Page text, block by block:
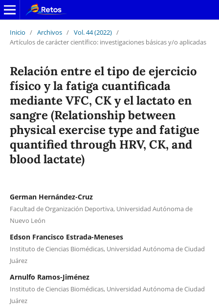
Inicio / Archivos / Vol. 44 (2022) /
Artículos de carácter científico: investigaciones básicas y/o aplicadas
Relación entre el tipo de ejercicio
físico y la fatiga cuantificada
mediante VFC, CK y el lactato en
sangre (Relationship between
physical exercise type and fatigue
quantified through HRV, CK, and
blood lactate)
German Hernández-Cruz
Facultad de Organización Deportiva, Universidad Autónoma de
Nuevo León
Edson Francisco Estrada-Meneses
Instituto de Ciencias Biomédicas, Universidad Autónoma de Ciudad
Juárez
Arnulfo Ramos-Jiménez
Instituto de Ciencias Biomédicas, Universidad Autónoma de Ciudad
Juárez